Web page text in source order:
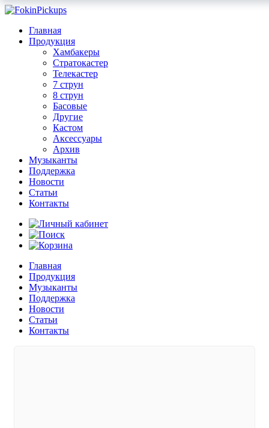
Главная
Продукция
Хамбакеры
Стратокастер
Телекастер
7 струн
8 струн
Басовые
Другие
Кастом
Аксессуары
Архив
Музыканты
Поддержка
Новости
Статьи
Контакты
Главная
Продукция
Музыканты
Поддержка
Новости
Статьи
Контакты